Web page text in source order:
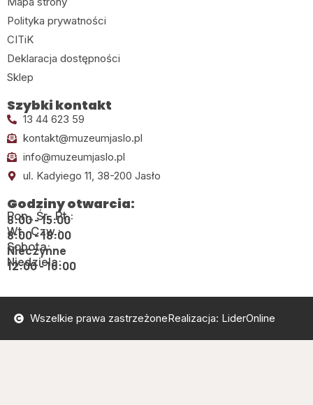
Polityka prywatności
CITiK
Deklaracja dostępności
Sklep
Szybki kontakt
13 44 623 59
kontakt@muzeumjaslo.pl
info@muzeumjaslo.pl
ul. Kadyiego 11, 38-200 Jasło
Godziny otwarcia:
Pon., Śr., Pt.:
8:00 - 15:00
Wt., Czw.:
8:00 - 18:00
Sobota:
Nieczynne
Niedziela:
12:00 - 16:00
Wszelkie prawa zastrzeżoneRealizacja: LiderOnline